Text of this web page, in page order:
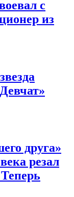
с
из
друга»
резал